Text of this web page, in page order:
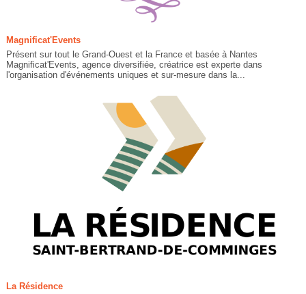
Magnificat'Events
Présent sur tout le Grand-Ouest et la France et basée à Nantes
Magnificat'Events, agence diversifiée, créatrice est experte dans
l'organisation d'événements uniques et sur-mesure dans la...
La Résidence